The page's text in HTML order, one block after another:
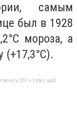
самым
был в 1928
мороза, а
Ctrl + Enter, щоб